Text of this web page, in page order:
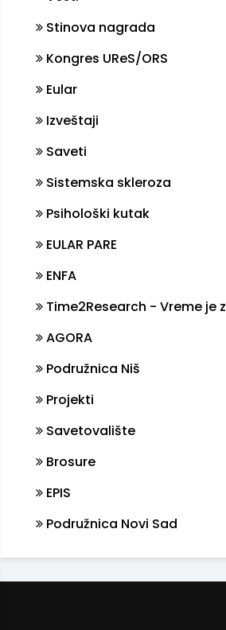
Stinova nagrada
Kongres UReS/ORS
Eular
Izveštaji
Saveti
Sistemska skleroza
Psihološki kutak
EULAR PARE
ENFA
Time2Research - Vreme je
AGORA
Podružnica Niš
Projekti
Savetovalište
Brosure
EPIS
Podružnica Novi Sad